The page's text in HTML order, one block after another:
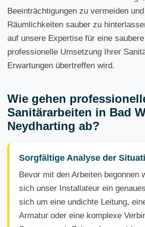
Beeinträchtigungen zu vermeiden
Räumlichkeiten sauber zu
auf unsere Expertise für eine
professionelle Umsetzung Ihrer
Erwartungen übertreffen wird.
Wie gehen
Sanitärarbeiten in Bad
Neydharting ab?
Sorgfältige Analyse der
Bevor mit den Arbeiten begonnen
sich unser Installateur ein
sich um eine undichte Leitung,
Armatur oder eine komplexe